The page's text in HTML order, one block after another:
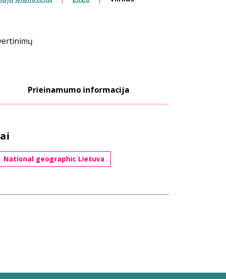
Prieinamumo informacija
National geographic Lietuva